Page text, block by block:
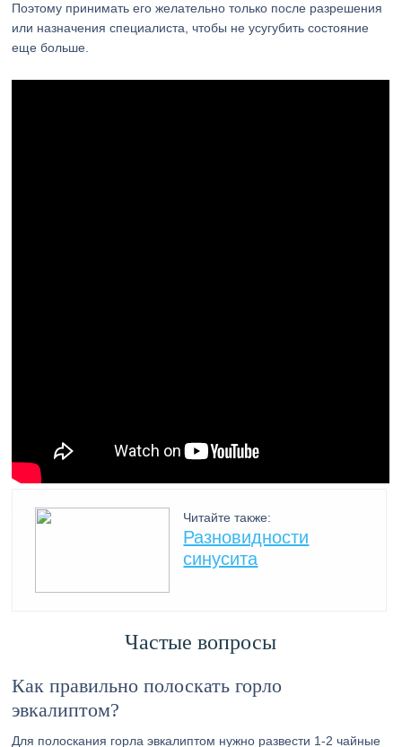
Поэтому принимать его желательно только после разрешения
или назначения специалиста, чтобы не усугубить состояние
еще больше.
Читайте также:
Разновидности
синусита
Частые вопросы
Как правильно полоскать горло
эвкалиптом?
Для полоскания горла эвкалиптом нужно развести 1-2 чайные